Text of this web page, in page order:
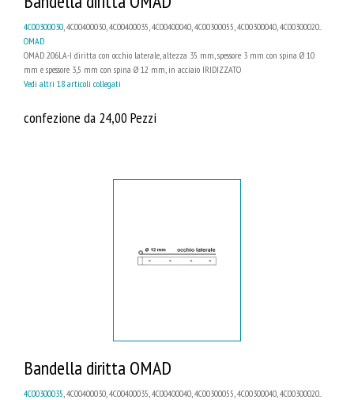
4C00300030, 4C00400030, 4C00400035, 4C00400040, 4C00300055, 4C00300040, 4C00300020...
OMAD
OMAD 206LA-I diritta con occhio laterale, altezza 35 mm, spessore 3 mm con spina Ø 10
mm e spessore 3,5 mm con spina Ø 12 mm, in acciaio IRIDIZZATO
Vedi altri 18 articoli collegati
confezione da 24,00 Pezzi
Bandella diritta OMAD
4C00300035 , 4C00400030, 4C00400035, 4C00400040, 4C00300055, 4C00300040, 4C00300020...